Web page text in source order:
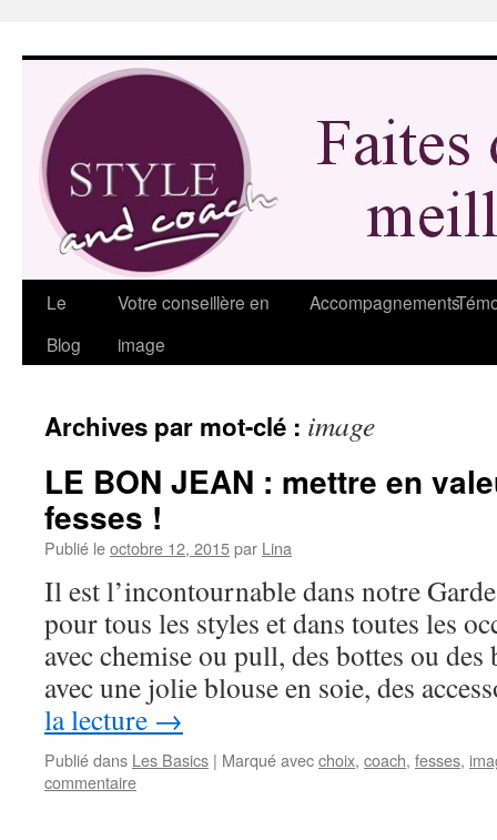
Le
Blog
Votre conseillère en
image
Accompagnements
Archives par mot-clé : image
LE BON JEAN : mettre en
fesses !
Publié leoctobre 12, 2015par Lina
Il est l’incontournable dans notre
pour tous les styles et dans toutes les
avec chemise ou pull, des bottes ou
avec une jolie blouse en soie, des
la lecture →
Publié dans Les Basics | Marqué avecchoix, coach, fesses,
commentaire